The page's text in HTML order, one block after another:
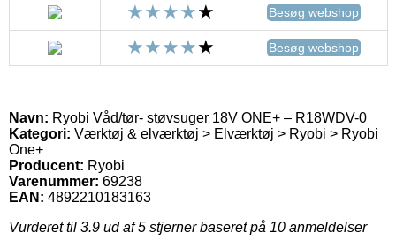
Besøg webshop
Besøg webshop
Navn: Ryobi Våd/tør- støvsuger 18V ONE+ – R18WDV-0
Kategori: Værktøj & elværktøj > Elværktøj > Ryobi > Ryobi
One+
Producent: Ryobi
Varenummer: 69238
EAN: 4892210183163
Vurderet til 3.9 ud af 5 stjerner baseret på 10 anmeldelser